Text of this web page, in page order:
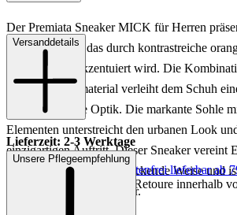
Der Premiata Sneaker MICK für Herren
stilvollen Grün, das durch kontrastreiche
Schnürsenkel akzentuiert wird. Die
Textil im Obermaterial verleiht dem Schuh
zugleich robuste Optik. Die markante Sohle
Elementen unterstreicht den urbanen Look
einzigartigen Auftritt. Dieser Sneaker vereint
Sportlichkeit auf beeindruckende Weise und
für modebewusste Männer.
Versanddetails
Lieferzeit: 2-3 Werktage
Keine Versandkosten:
kostenfrei lieferbar ab
Einfache und Kostenlose Retoure innerhalb
Unsere Pflegeempfehlung